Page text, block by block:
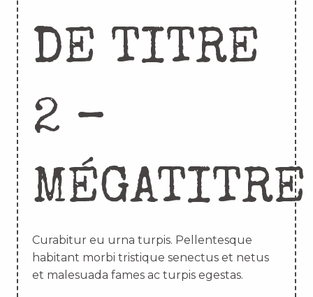
DE TITRE
2 –
MÉGATITRE
Curabitur eu urna turpis. Pellentesque
habitant morbi tristique senectus et netus
et malesuada fames ac turpis egestas.